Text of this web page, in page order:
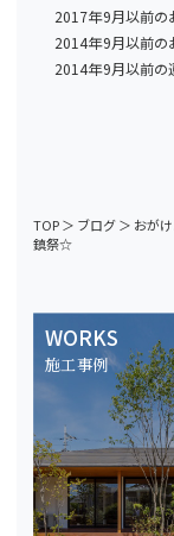
2017年9月以前
2014年9月以前
2014年9月以前
TOP＞ ブログ＞ おが
鎮祭☆
WORKS
施工事例